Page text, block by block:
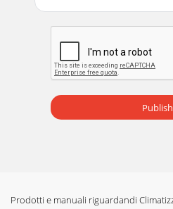
Pagina 17
IntesisBox® ME-AC-MBS-1 v.1.13
URLemailtelhttp://www.intesis.com
Publish
Prodotti e manuali riguardandi